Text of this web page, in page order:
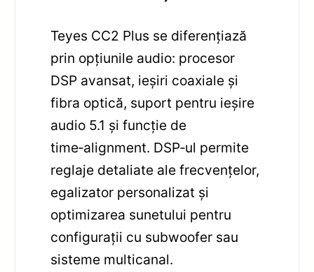
Teyes CC2 Plus se diferențiază
prin opțiunile audio: procesor
DSP avansat, ieșiri coaxiale și
fibra optică, suport pentru ieșire
audio 5.1 și funcție de
time‑alignment. DSP‑ul permite
reglaje detaliate ale frecvențelor,
egalizator personalizat și
optimizarea sunetului pentru
configurații cu subwoofer sau
sisteme multicanal.